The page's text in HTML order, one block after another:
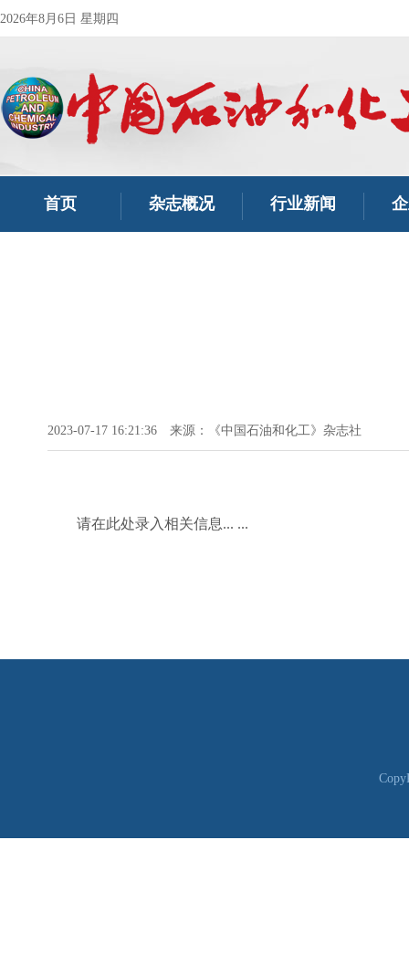
2026年8月6日 星期四
首页 杂志概况 行业新闻
2023-07-17 16:21:36 来源： 《中国石油和化工》杂志社
请在此处录入相关信息... ...